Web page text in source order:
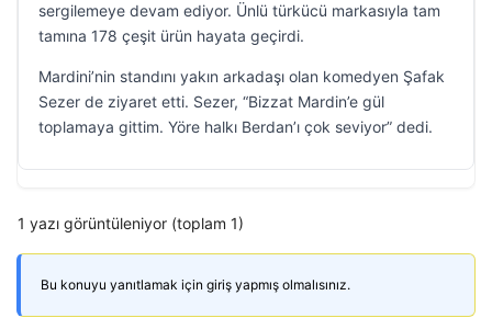
sergilemeye devam ediyor. Ünlü türkücü markasıyla tam
tamına 178 çeşit ürün hayata geçirdi.
Mardini’nin standını yakın arkadaşı olan komedyen Şafak
Sezer de ziyaret etti. Sezer, “Bizzat Mardin’e gül
toplamaya gittim. Yöre halkı Berdan’ı çok seviyor” dedi.
1 yazı görüntüleniyor (toplam 1)
Bu konuyu yanıtlamak için giriş yapmış olmalısınız.